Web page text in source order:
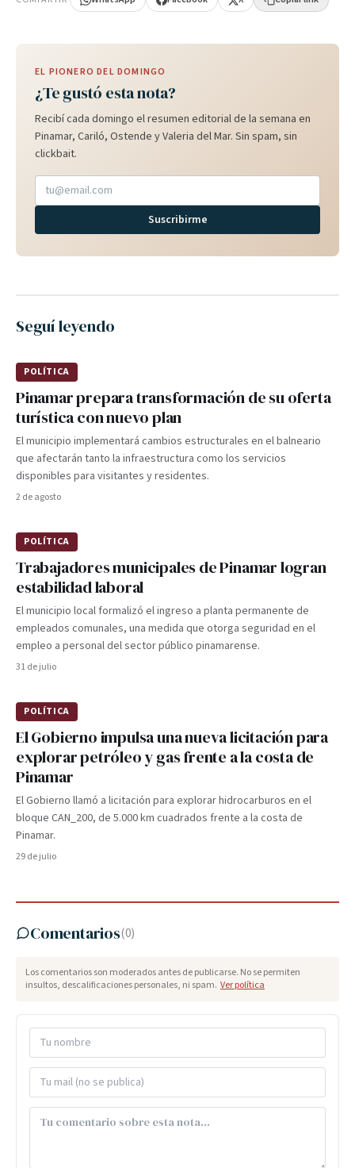
EL PIONERO DEL DOMINGO
¿Te gustó esta nota?
Recibí cada domingo el resumen editorial de la semana en
Pinamar, Cariló, Ostende y Valeria del Mar. Sin spam, sin
clickbait.
Suscribirme
Seguí leyendo
POLÍTICA
Pinamar prepara transformación de su oferta
turística con nuevo plan
El municipio implementará cambios estructurales en el balneario
que afectarán tanto la infraestructura como los servicios
disponibles para visitantes y residentes.
2 de agosto
POLÍTICA
Trabajadores municipales de Pinamar logran
estabilidad laboral
El municipio local formalizó el ingreso a planta permanente de
empleados comunales, una medida que otorga seguridad en el
empleo a personal del sector público pinamarense.
31 de julio
POLÍTICA
El Gobierno impulsa una nueva licitación para
explorar petróleo y gas frente a la costa de
Pinamar
El Gobierno llamó a licitación para explorar hidrocarburos en el
bloque CAN_200, de 5.000 km cuadrados frente a la costa de
Pinamar.
29 de julio
Comentarios(0)
Los comentarios son moderados antes de publicarse. No se permiten
insultos, descalificaciones personales, ni spam. Ver política